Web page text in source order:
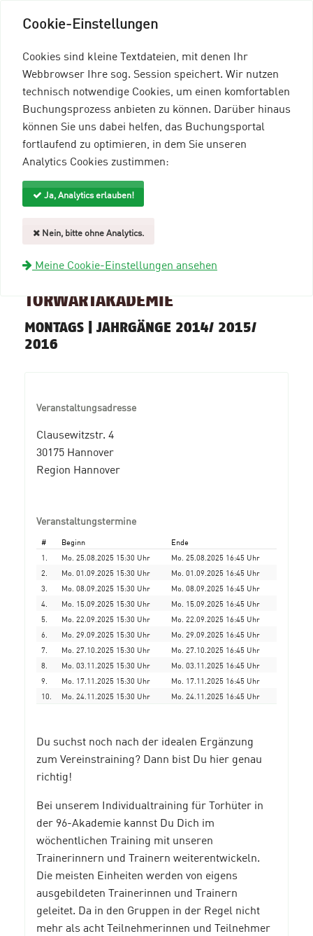
Cookie-Einstellungen
Cookies sind kleine Textdateien, mit denen Ihr
Webbrowser Ihre sog. Session speichert. Wir nutzen
technisch notwendige Cookies, um einen komfortablen
Buchungsprozess anbieten zu können. Darüber hinaus
können Sie uns dabei helfen, das Buchungsportal
fortlaufend zu optimieren, in dem Sie unseren
Analytics Cookies zustimmen:
Ja, Analytics erlauben!
Nein, bitte ohne Analytics.
Meine Cookie-Einstellungen ansehen
Menü einblenden
mein96-Profil
Anmelden
Suche und Filter
zurück zur Übersicht
TORWARTAKADEMIE
MONTAGS | JAHRGÄNGE 2014/ 2015/
2016
Veranstaltungsadresse
Clausewitzstr. 4
30175 Hannover
Region Hannover
Veranstaltungstermine
# Beginn
Ende
1.
Mo. 25.08.2025 15:30 Uhr
Mo. 25.08.2025 16:45 Uhr
2.
Mo. 01.09.2025 15:30 Uhr
Mo. 01.09.2025 16:45 Uhr
3.
Mo. 08.09.2025 15:30 Uhr
Mo. 08.09.2025 16:45 Uhr
4.
Mo. 15.09.2025 15:30 Uhr
Mo. 15.09.2025 16:45 Uhr
5.
Mo. 22.09.2025 15:30 Uhr
Mo. 22.09.2025 16:45 Uhr
6.
Mo. 29.09.2025 15:30 Uhr
Mo. 29.09.2025 16:45 Uhr
7.
Mo. 27.10.2025 15:30 Uhr
Mo. 27.10.2025 16:45 Uhr
8.
Mo. 03.11.2025 15:30 Uhr
Mo. 03.11.2025 16:45 Uhr
9.
Mo. 17.11.2025 15:30 Uhr
Mo. 17.11.2025 16:45 Uhr
10.
Mo. 24.11.2025 15:30 Uhr Mo. 24.11.2025 16:45 Uhr
Du suchst noch nach der idealen Ergänzung
zum Vereinstraining? Dann bist Du hier genau
richtig!
Bei unserem Individualtraining für Torhüter in
der 96-Akademie kannst Du Dich im
wöchentlichen Training mit unseren
Trainerinnern und Trainern weiterentwickeln.
Die meisten Einheiten werden von eigens
ausgebildeten Trainerinnen und Trainern
geleitet. Da in den Gruppen in der Regel nicht
mehr als acht Teilnehmerinnen und Teilnehmer